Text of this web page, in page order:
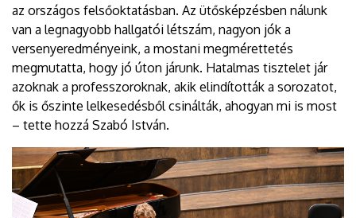
az országos felsőoktatásban. Az ütősképzésben nálunk
van a legnagyobb hallgatói létszám, nagyon jók a
versenyeredményeink, a mostani megmérettetés
megmutatta, hogy jó úton járunk. Hatalmas tisztelet jár
azoknak a professzoroknak, akik elindították a sorozatot,
ők is őszinte lelkesedésből csinálták, ahogyan mi is most
– tette hozzá Szabó István.